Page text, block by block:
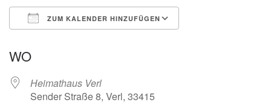
ZUM KALENDER HINZUFÜGEN
WO
Heimathaus Verl
Sender Straße 8, Verl, 33415